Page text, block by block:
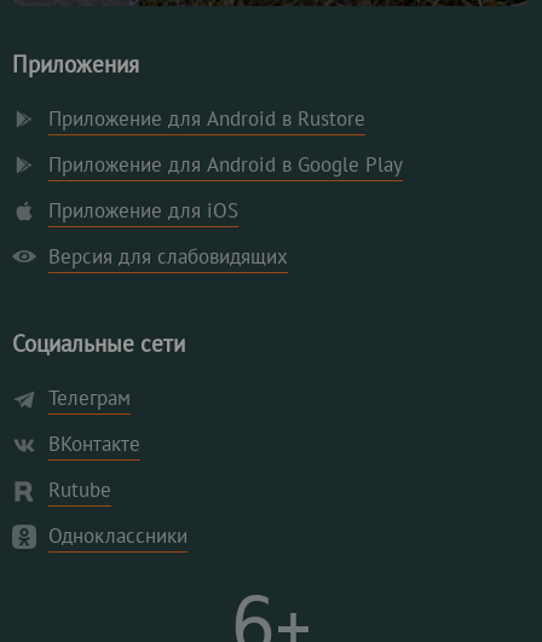
Приложения
Приложение для Android в Rustore
Приложение для Android в Google Play
Приложение для iOS
Версия для слабовидящих
Социальные сети
Телеграм
ВКонтакте
Rutube
Одноклассники